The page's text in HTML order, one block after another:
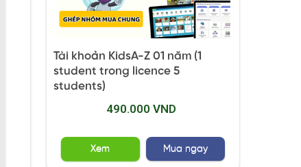
Tài khoản KidsA-Z 01 năm (1
student trong licence 5
students)
490.000 VND
Xem Mua ngay